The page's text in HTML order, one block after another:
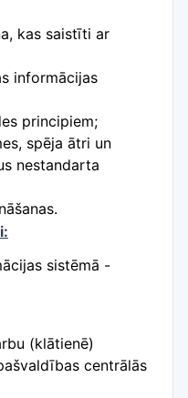
kas saistīti ar
informācijas
principiem;
spēja ātri un
nestandarta
sistēmā -
(klātienē)
centrālās